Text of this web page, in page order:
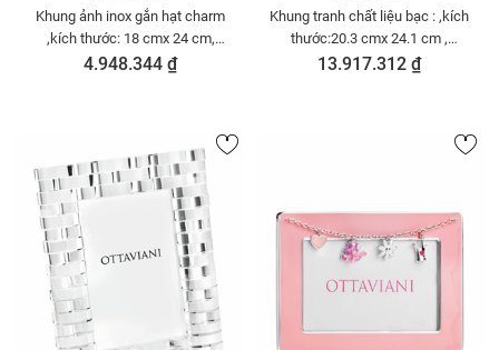
Khung ảnh inox gắn hạt charm
,kích thước: 18 cmx 24 cm,
Code:70517R,nhãn hiệu :
4.948.344 ₫
Khung tranh chất liệu bạc : ,kích
thước:20.3 cmx 24.1 cm ,
Code:255009M,nhãn hiệu :
13.917.312 ₫